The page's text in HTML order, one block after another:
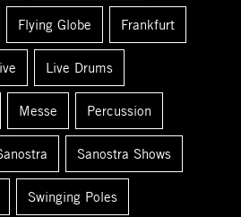
Flying Globe Frankfurt
Live Drums
Messe Percussion
Sanostra Shows
Swinging Poles